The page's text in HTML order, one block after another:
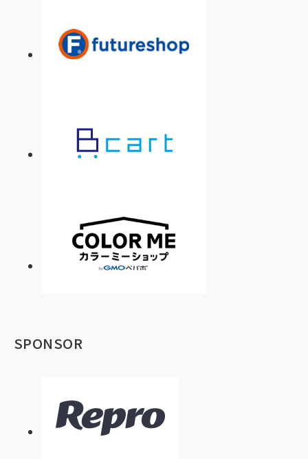
SPONSOR